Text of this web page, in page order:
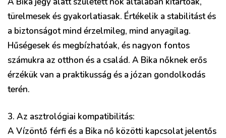
türelmesek és gyakorlatiasak. Értékelik a stabilitást és
a biztonságot mind érzelmileg, mind anyagilag.
Hűségesek és megbízhatóak, és nagyon fontos
számukra az otthon és a család. A Bika nőknek erős
érzékük van a praktikusság és a józan gondolkodás
terén.
3. Az asztrológiai kompatibilitás:
A Vízöntő férfi és a Bika nő közötti kapcsolat jelentős